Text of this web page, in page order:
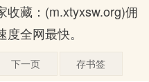
收藏：(m.xtyxsw.org)佣
全网最快。
下一页 存书签